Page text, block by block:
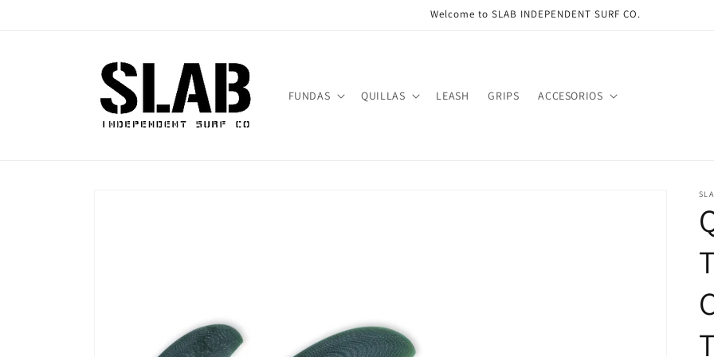
Welcome to SLAB INDEPENDENT SURF CO.
FUNDAS QUILLAS LEASH GRIPS ACCESORIOS